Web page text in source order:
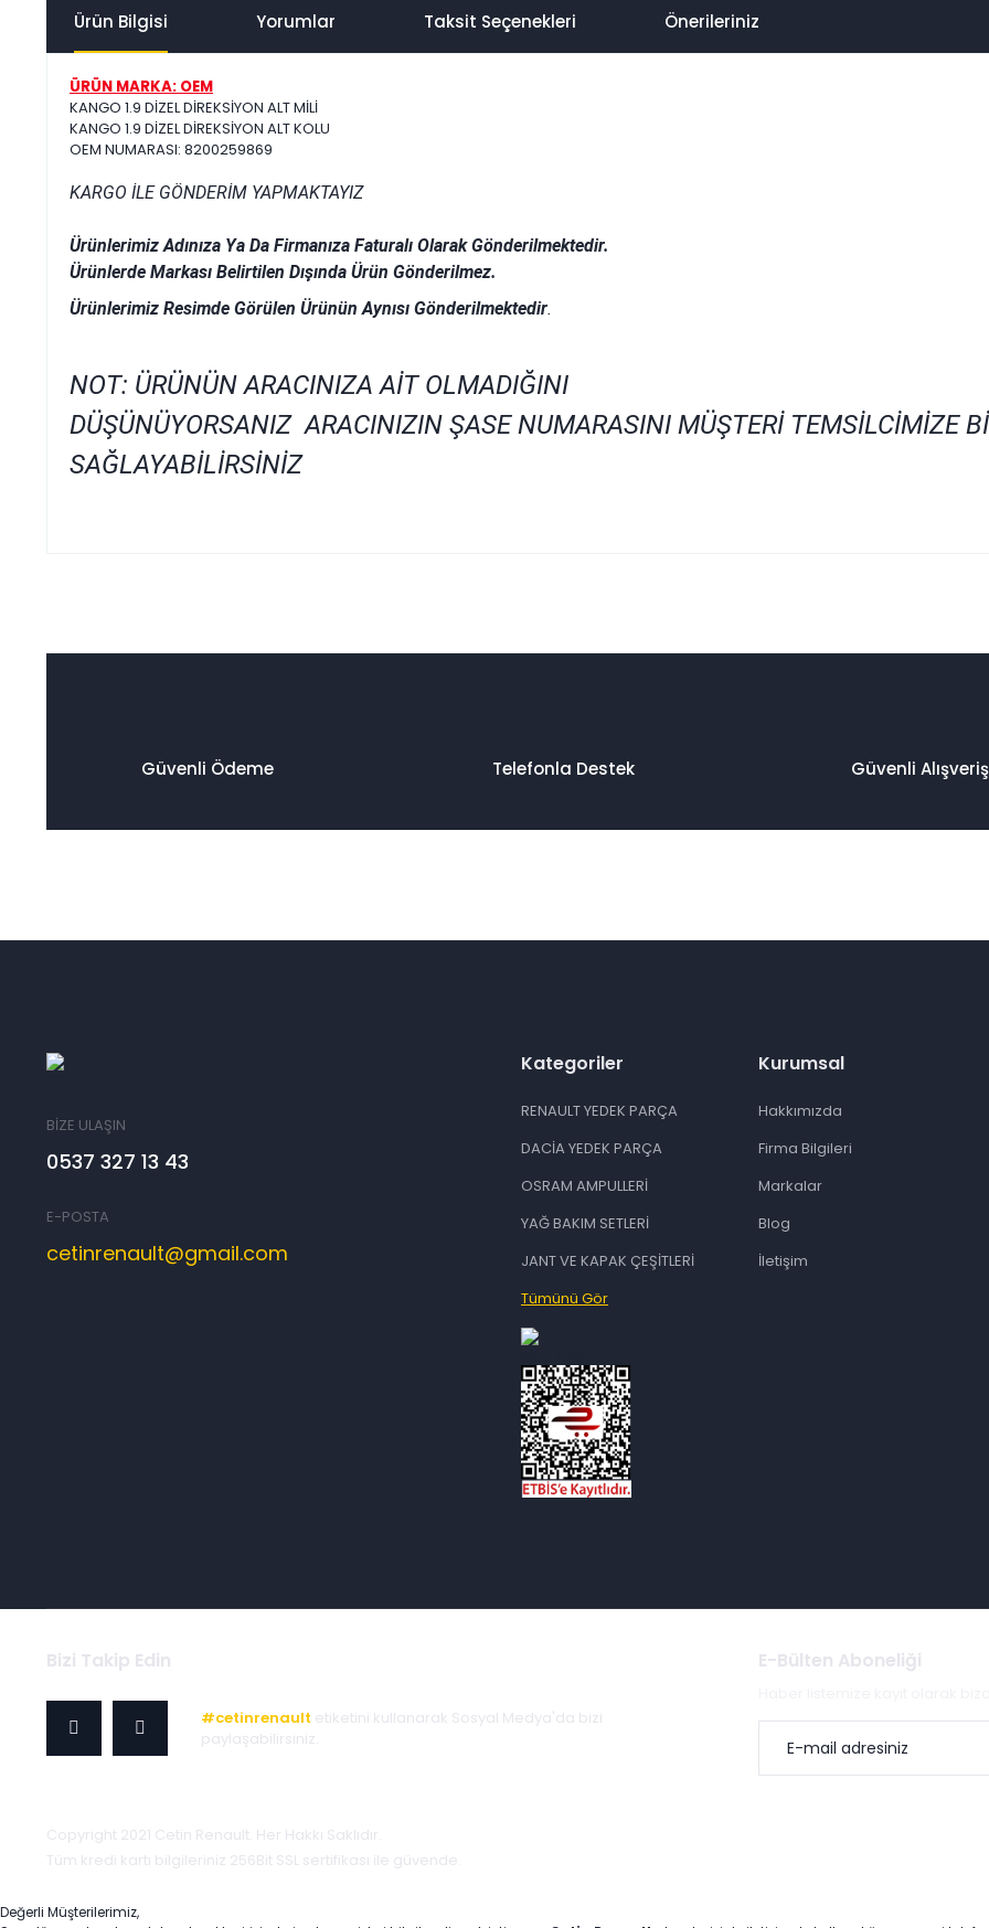
Ürün Bilgisi Yorumlar Taksit Seçenekleri Önerileriniz
ÜRÜN MARKA: OEM
KANGO 1.9 DİZEL DİREKSİYON ALT MİLİ
KANGO 1.9 DİZEL DİREKSİYON ALT KOLU
OEM NUMARASI: 8200259869
KARGO İLE GÖNDERİM YAPMAKTAYIZ
Ürünlerimiz Adınıza Ya Da Firmanıza Faturalı Olarak Gönderilmektedir.
Ürünlerde Markası Belirtilen Dışında Ürün Gönderilmez.
Ürünlerimiz Resimde Görülen Ürünün Aynısı Gönderilmektedir.
NOT: ÜRÜNÜN ARACINIZA AİT OLMADIĞINI
DÜŞÜNÜYORSANIZ ARACINIZIN ŞASE NUMARASINI MÜŞTERİ TEMSİLCİMİZE
SAĞLAYABİLİRSİNİZ
Ürün fiyatı diğer sitelerden daha pahalı.
Güvenli Ödeme Telefonla Destek Güvenli Alışveriş
BİZE ULAŞIN
0537 327 13 43
E-POSTA
cetinrenault@gmail.com
Kategoriler
RENAULT YEDEK PARÇA
DACİA YEDEK PARÇA
OSRAM AMPULLERİ
YAĞ BAKIM SETLERİ
JANT VE KAPAK ÇEŞİTLERİ
Tümünü Gör
Kurumsal
Hakkımızda
Firma Bilgileri
Markalar
Blog
İletişim
Bizi Takip Edin
#cetinrenault etiketini kullanarak Sosyal Medya'da bizi
paylaşabilirsiniz.
E-Bülten Aboneliği
Copyright 2021 Cetin Renault. Her Hakkı Saklıdır.
Tüm kredi kartı bilgileriniz 256Bit SSL sertifikası ile güvende.
Değerli Müşterilerimiz,